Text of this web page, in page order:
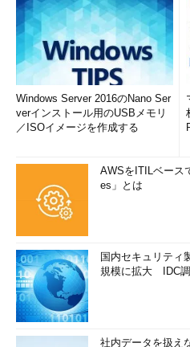
Windows Server 2016のNano Ser
verインストール用のUSBメモリ
／ISOイメージを作成する
AWSをITILベース
es」とは
国内セキュリティ
規模に拡大 IDC
社内データを扱